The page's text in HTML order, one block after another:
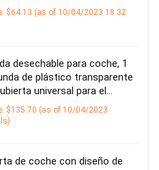
$64.13 (as of 10/04/2023 18:32
desechable para coche, 1
de plástico transparente
universal para el…
$135.70 (as of 10/04/2023
)
de coche con diseño de